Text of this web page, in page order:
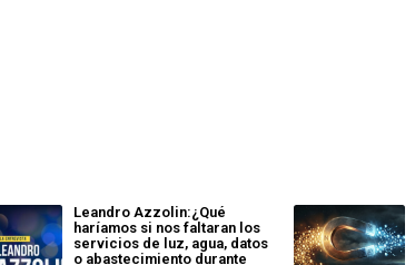
Leandro Azzolin:¿Qué
haríamos si nos faltaran los
servicios de luz, agua, datos
o abastecimiento durante